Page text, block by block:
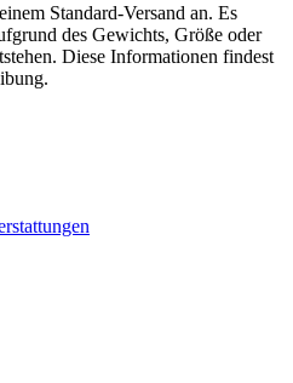
Standard-Versand an. Es
des Gewichts, Größe oder
Diese Informationen findest